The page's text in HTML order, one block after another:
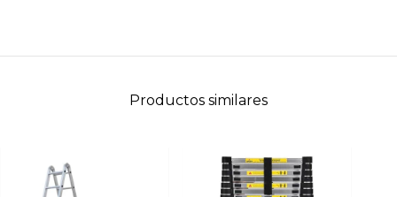
Productos similares